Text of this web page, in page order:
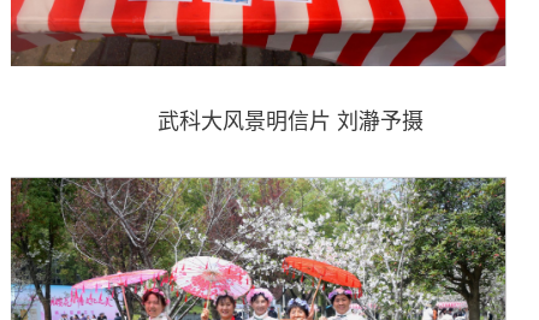
武科大风景明信片 刘瀞予摄